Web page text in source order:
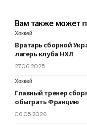
Вам также может
Хоккей
Вратарь сборной
лагерь клуба НХЛ
27.06.2025
Хоккей
Главный тренер
обыграть Францию
06.05.2026